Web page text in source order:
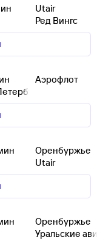
Utair
Ред Вингс
Аэрофлот
Оренбуржье
Utair
Оренбуржье
Уральские